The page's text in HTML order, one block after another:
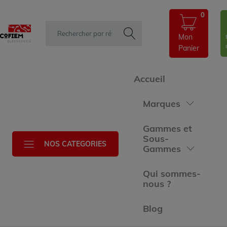
Mon
Panier
0
NOS CATEGORIES
Accueil
Marques
Gammes et
Sous-
Gammes
Qui sommes-
nous ?
Blog